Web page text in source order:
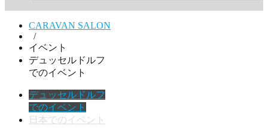
CARAVAN SALON
/
イベント
デュッセルドルフ
でのイベント
デュッセルドルフ
でのイベント
日本でのイベント